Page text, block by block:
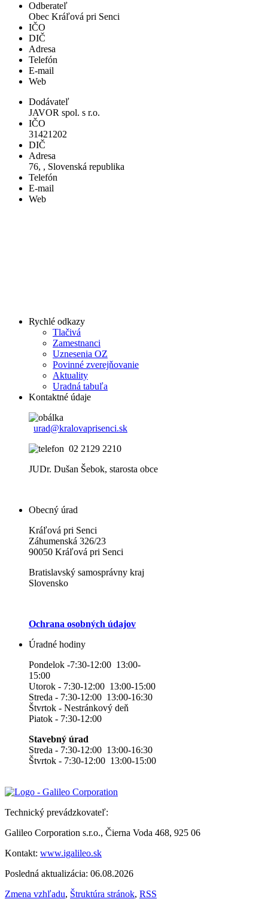
Odberateľ
Obec Kráľová pri Senci
IČO
DIČ
Adresa
Telefón
E-mail
Web
Dodávateľ
JAVOR spol. s r.o.
IČO
31421202
DIČ
Adresa
76, , Slovenská republika
Telefón
E-mail
Web
Rychlé odkazy
Tlačivá
Zamestnanci
Uznesenia OZ
Povinné zverejňovanie
Aktuality
Uradná tabuľa
Kontaktné údaje
urad@kralovaprisenci.sk
02 2129 2210
JUDr. Dušan Šebok, starosta obce
Obecný úrad
Kráľová pri Senci
Záhumenská 326/23
90050 Kráľová pri Senci
Bratislavský samosprávny kraj
Slovensko
Ochrana osobných údajov
Úradné hodiny
Pondelok -7:30-12:00 13:00-
15:00
Utorok - 7:30-12:00 13:00-15:00
Streda - 7:30-12:00 13:00-16:30
Štvrtok - Nestránkový deň
Piatok - 7:30-12:00
Stavebný úrad
Streda - 7:30-12:00 13:00-16:30
Štvrtok - 7:30-12:00 13:00-15:00
Technický prevádzkovateľ:
Galileo Corporation s.r.o., Čierna Voda 468, 925 06
Kontakt: www.igalileo.sk
Posledná aktualizácia: 06.08.2026
Zmena vzhľadu, Štruktúra stránok, RSS